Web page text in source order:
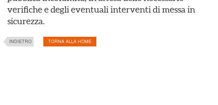
verifiche e degli eventuali interventi di messa in
sicurezza.
INDIETRO TORNA ALLA HOME